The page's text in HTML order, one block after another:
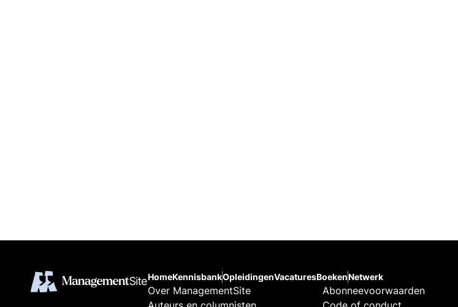
HomeKennisbankOpleidingenVacaturesBoekenNetwerk
Over ManagementSite
Abonneevoorwaarden